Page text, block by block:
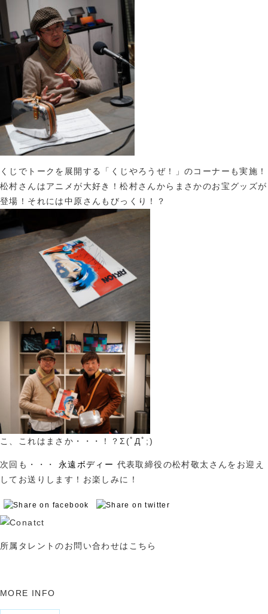
くじでトークを展開する「くじやろうぜ！」のコーナーも実施！
松村さんはアニメが大好き！松村さんからまさかのお宝グッズが
登場！それには中原さんもびっくり！？
こ、これはまさか・・・！？Σ(ﾟДﾟ;)
次回も・・・ 永遠ボディー 代表取締役の松村敬太さんをお迎え
してお送りします！お楽しみに！
所属タレントのお問い合わせはこちら
MORE INFO